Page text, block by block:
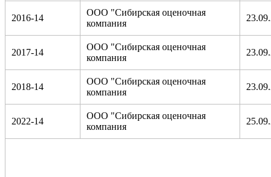
2016-14
ООО "Сибирская оценочная
компания
2017-14
ООО "Сибирская оценочная
компания
2018-14
ООО "Сибирская оценочная
компания
2022-14
ООО "Сибирская оценочная
компания